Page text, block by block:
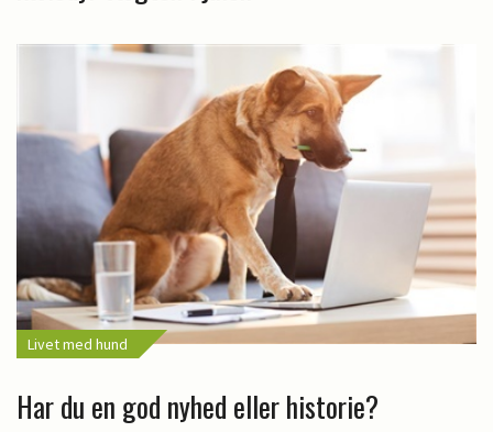
Livet med hund
Har du en god nyhed eller historie?